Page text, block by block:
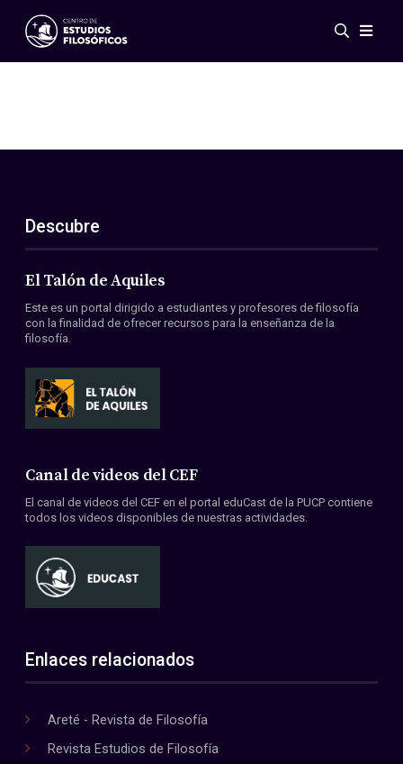
Eventos
ES
EN
Acerca de nosotros
Miembros
Convenios
Descubre
El Talón de Aquiles
Este es un portal dirigido a estudiantes y profesores de filosofía
con la finalidad de ofrecer recursos para la enseñanza de la
filosofía.
Canal de videos del CEF
El canal de videos del CEF en el portal eduCast de la PUCP contiene
todos los videos disponibles de nuestras actividades.
Enlaces relacionados
Areté - Revista de Filosofía
Revista Estudios de Filosofía